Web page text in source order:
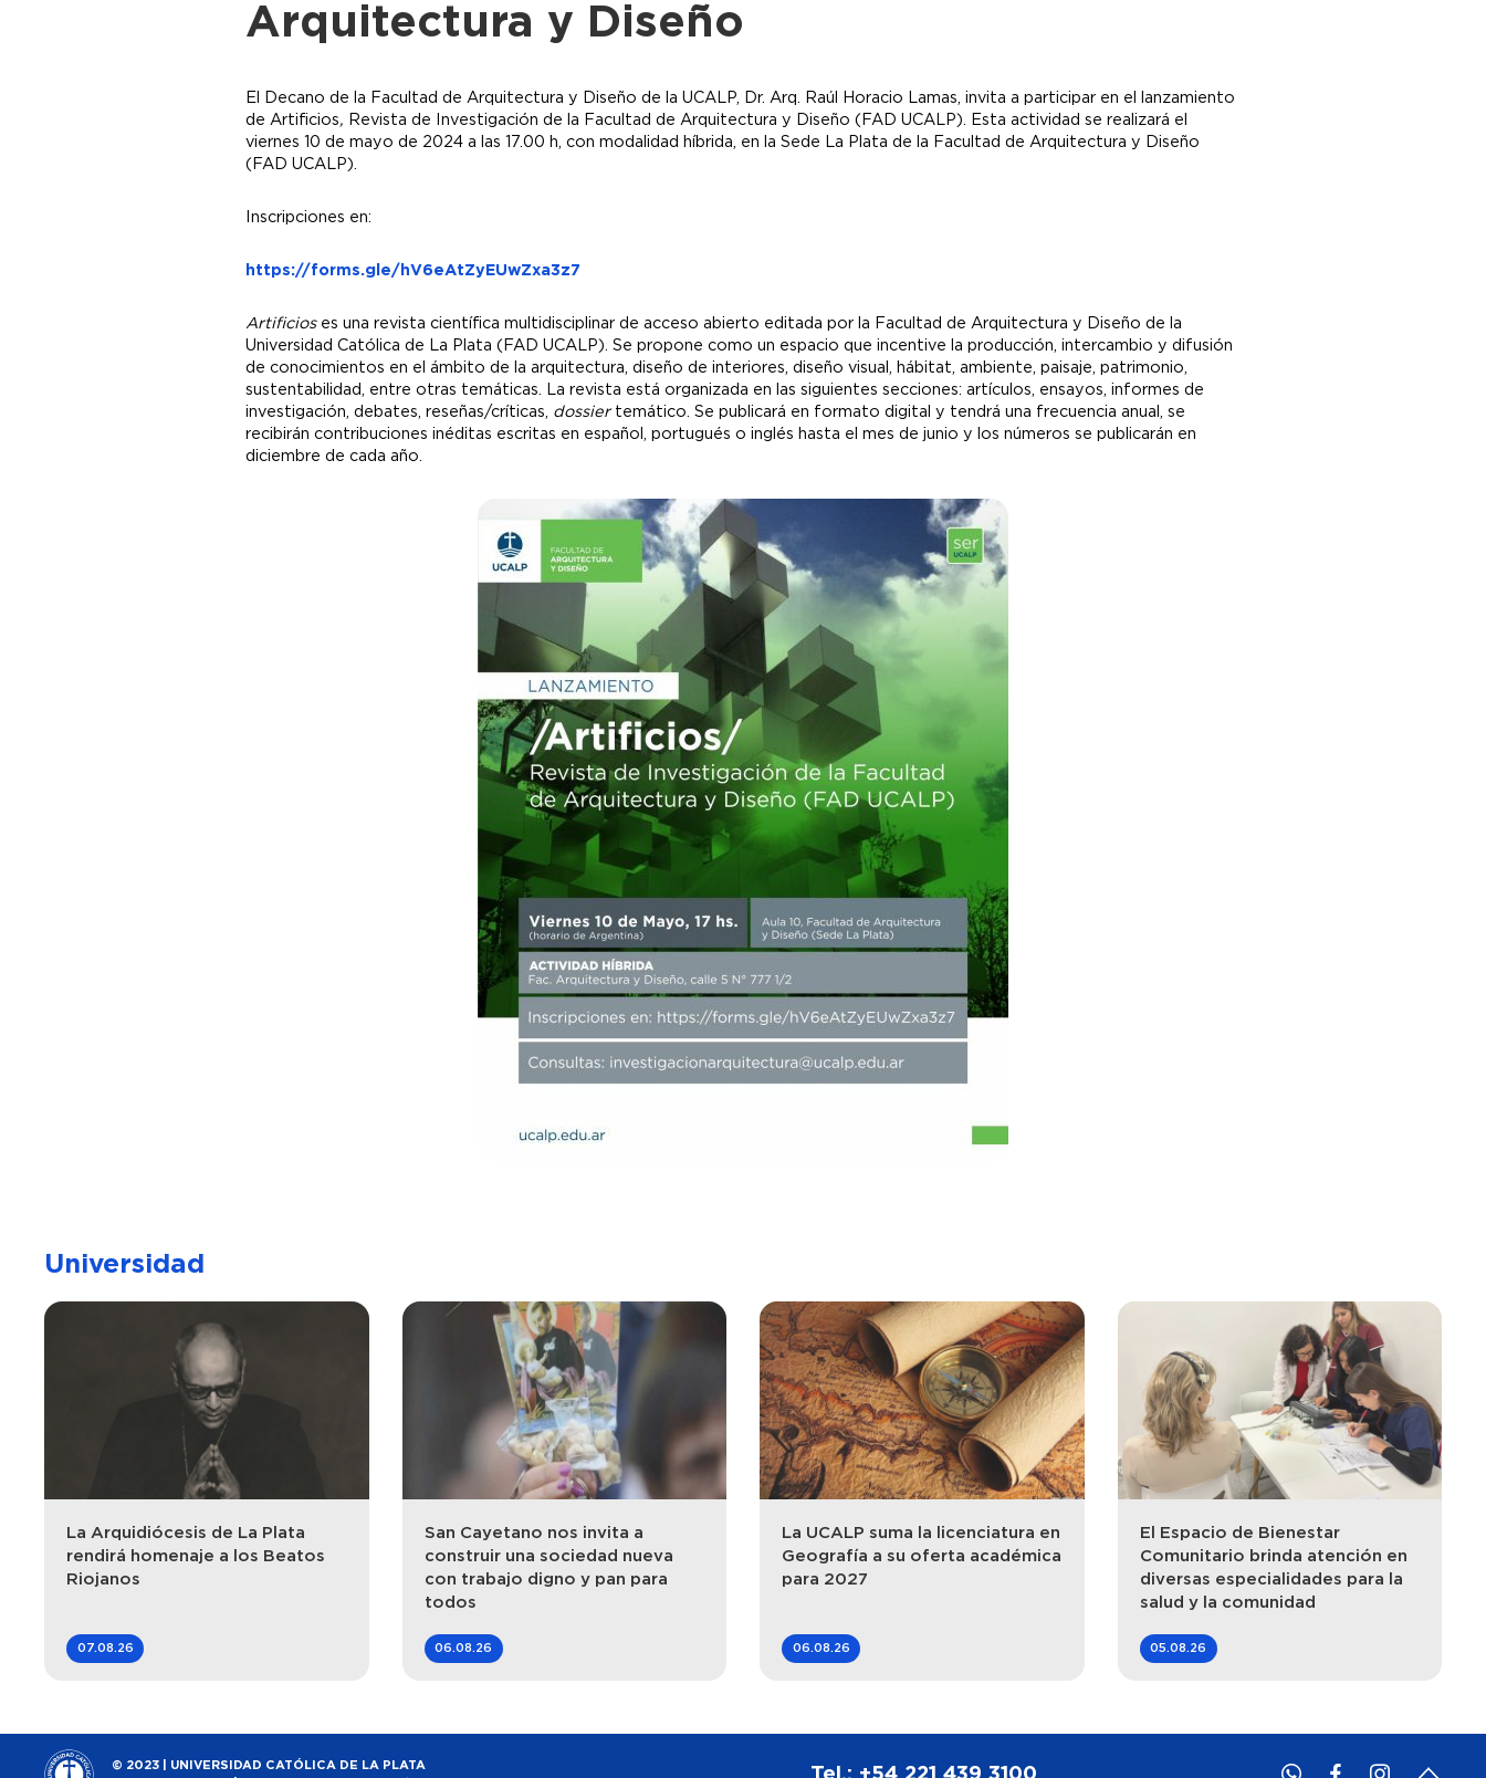
Arquitectura y Diseño
El Decano de la Facultad de Arquitectura y Diseño de la UCALP, Dr. Arq. Raúl Horacio Lamas, invita a participar en el lanzamiento
de Artificios, Revista de Investigación de la Facultad de Arquitectura y Diseño (FAD UCALP). Esta actividad se realizará el
viernes 10 de mayo de 2024 a las 17.00 h, con modalidad híbrida, en la Sede La Plata de la Facultad de Arquitectura y Diseño
(FAD UCALP).
Inscripciones en:
https://forms.gle/hV6eAtZyEUwZxa3z7
Artificioses una revista científica multidisciplinar de acceso abierto editada por la Facultad de Arquitectura y Diseño de la
Universidad Católica de La Plata (FAD UCALP). Se propone como un espacio que incentive la producción, intercambio y difusión
de conocimientos en el ámbito de la arquitectura, diseño de interiores, diseño visual, hábitat, ambiente, paisaje, patrimonio,
sustentabilidad, entre otras temáticas. La revista está organizada en las siguientes secciones: artículos, ensayos, informes de
investigación, debates, reseñas/críticas, dossiertemático. Se publicará en formato digital y tendrá una frecuencia anual, se
recibirán contribuciones inéditas escritas en español, portugués o inglés hasta el mes de junio y los números se publicarán en
diciembre de cada año.
Universidad
La Arquidiócesis de La Plata
rendirá homenaje a los Beatos
Riojanos
07.08.26
San Cayetano nos invita a
construir una sociedad nueva
con trabajo digno y pan para
todos
06.08.26
La UCALP suma la licenciatura en
Geografía a su oferta académica
para 2027
06.08.26
El Espacio de Bienestar
Comunitario brinda atención en
diversas especialidades para la
salud y la comunidad
05.08.26
© 2023 | UNIVERSIDAD CATÓLICA DE LA PLATA